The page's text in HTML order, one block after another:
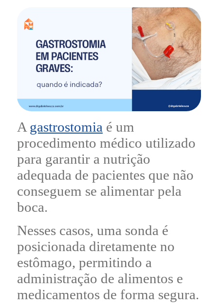
A gastrostomia é um
procedimento médico utilizado
para garantir a nutrição
adequada de pacientes que não
conseguem se alimentar pela
boca.
Nesses casos, uma sonda é
posicionada diretamente no
estômago, permitindo a
administração de alimentos e
medicamentos de forma segura.